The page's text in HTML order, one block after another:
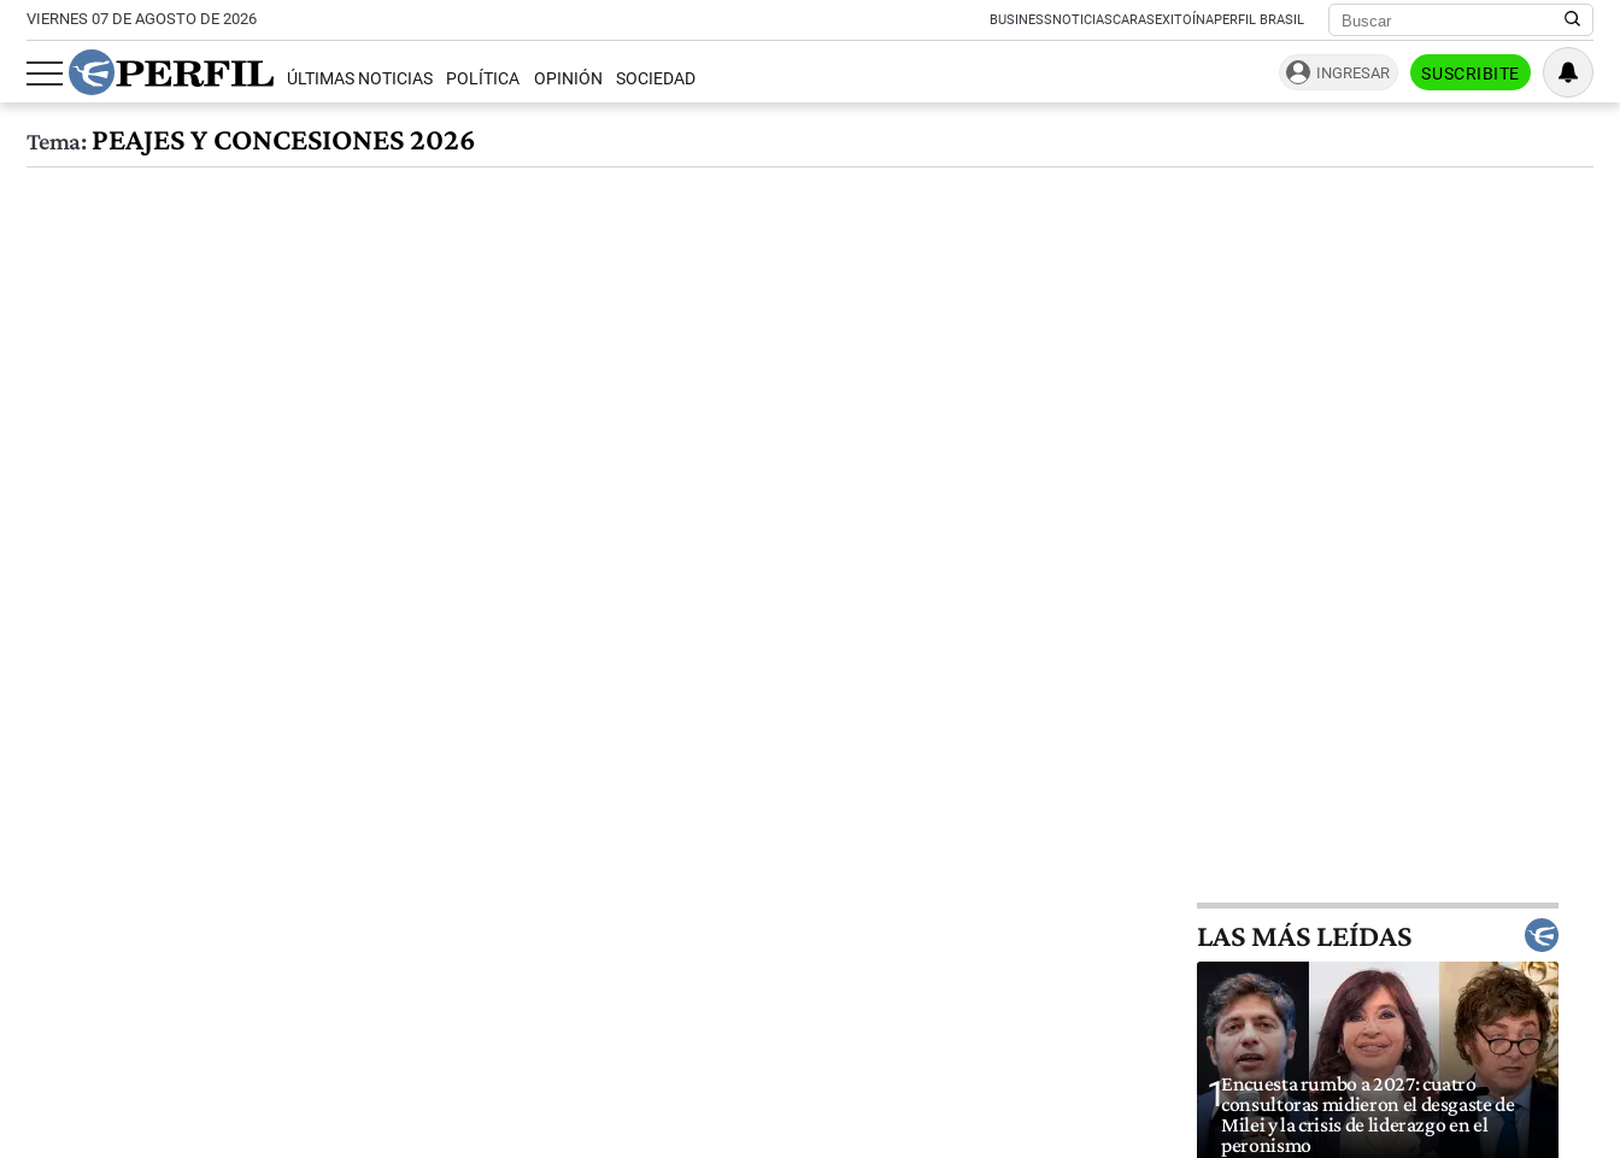
VIERNES 07 DE AGOSTO DE 2026 BUSINESSNOTICIASCARASEXITOÍNAPERFIL BRASIL
ÚLTIMAS NOTICIAS POLÍTICA OPINIÓN SOCIEDAD INGRESAR SUSCRIBITE
Tema:PEAJES Y CONCESIONES 2026
LAS MÁS LEÍDAS
1Encuesta rumbo a 2027: cuatro
consultoras midieron el desgaste de
Milei y la crisis de liderazgo en el
peronismo